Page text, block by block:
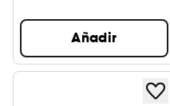
Añadir